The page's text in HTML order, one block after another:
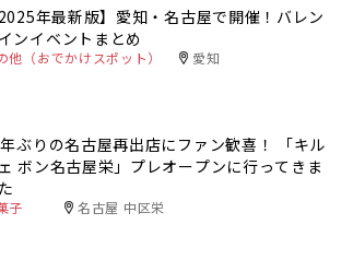
2025年最新版】愛知・名古屋で開催！バレン
ンイベントまとめ
他（おでかけスポット） 愛知
ぶりの名古屋再出店にファン歓喜！ 「キル
ボン名古屋栄」プレオープンに行ってきま
子 名古屋 中区栄